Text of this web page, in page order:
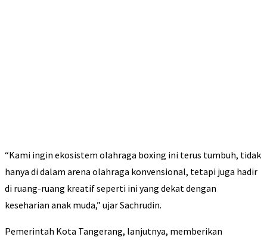
“Kami ingin ekosistem olahraga boxing ini terus tumbuh, tidak
hanya di dalam arena olahraga konvensional, tetapi juga hadir
di ruang-ruang kreatif seperti ini yang dekat dengan
keseharian anak muda,” ujar Sachrudin.
Pemerintah Kota Tangerang, lanjutnya, memberikan